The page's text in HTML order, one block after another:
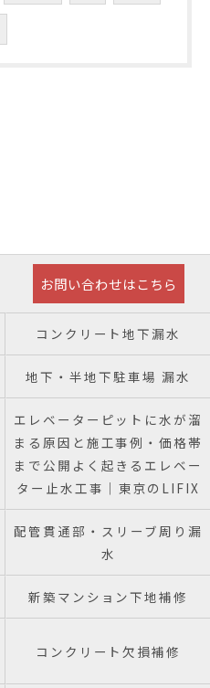
お問い合わせはこちら
コンクリート地下漏水
地下・半地下駐車場 漏水
エレベーターピットに水が溜
まる原因と施工事例・価格帯
まで公開よく起きるエレベー
ター止水工事｜東京のLIFIX
配管貫通部・スリーブ周り漏
水
新築マンション下地補修
コンクリート欠損補修